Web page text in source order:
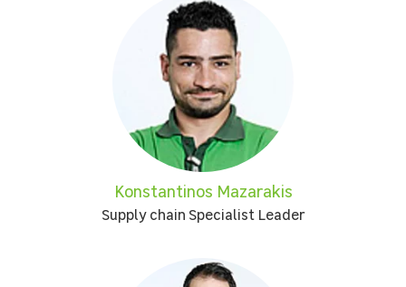
Konstantinos Mazarakis
Supply chain Specialist Leader